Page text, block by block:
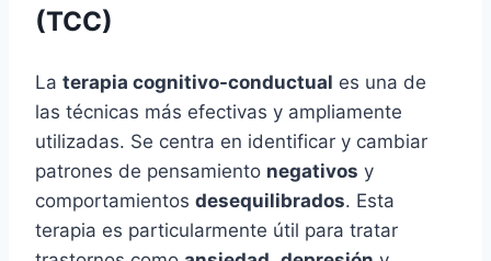
(TCC)
La terapia cognitivo-conductual es una de
las técnicas más efectivas y ampliamente
utilizadas. Se centra en identificar y cambiar
patrones de pensamiento negativos y
comportamientos desequilibrados. Esta
terapia es particularmente útil para tratar